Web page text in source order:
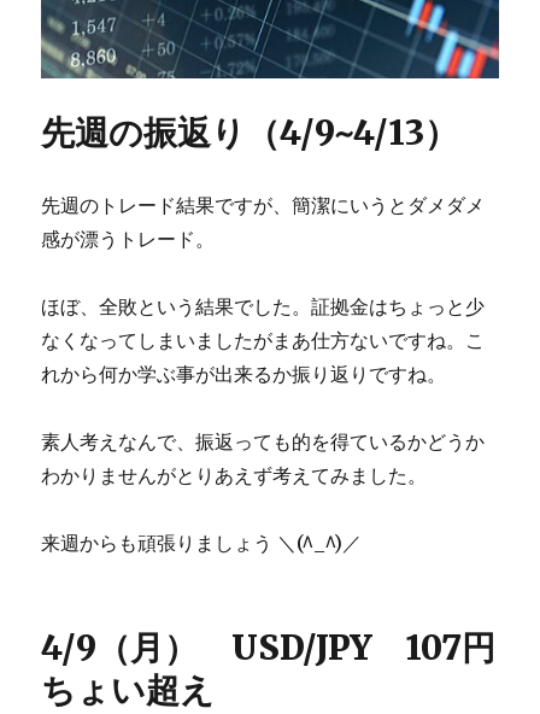
先週の振返り（4/9~4/13）
先週のトレード結果ですが、簡潔にいうとダメダメ
感が漂うトレード。
ほぼ、全敗という結果でした。証拠金はちょっと少
なくなってしまいましたがまあ仕方ないですね。こ
れから何か学ぶ事が出来るか振り返りですね。
素人考えなんで、振返っても的を得ているかどうか
わかりませんがとりあえず考えてみました。
来週からも頑張りましょう ＼(^_^)／
4/9（月） USD/JPY 107円
ちょい超え